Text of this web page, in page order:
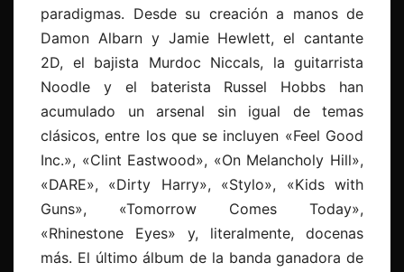
paradigmas. Desde su creación a manos de
Damon Albarn y Jamie Hewlett, el cantante
2D, el bajista Murdoc Niccals, la guitarrista
Noodle y el baterista Russel Hobbs han
acumulado un arsenal sin igual de temas
clásicos, entre los que se incluyen «Feel Good
Inc.», «Clint Eastwood», «On Melancholy Hill»,
«DARE», «Dirty Harry», «Stylo», «Kids with
Guns», «Tomorrow Comes Today»,
«Rhinestone Eyes» y, literalmente, docenas
más. El último álbum de la banda ganadora de